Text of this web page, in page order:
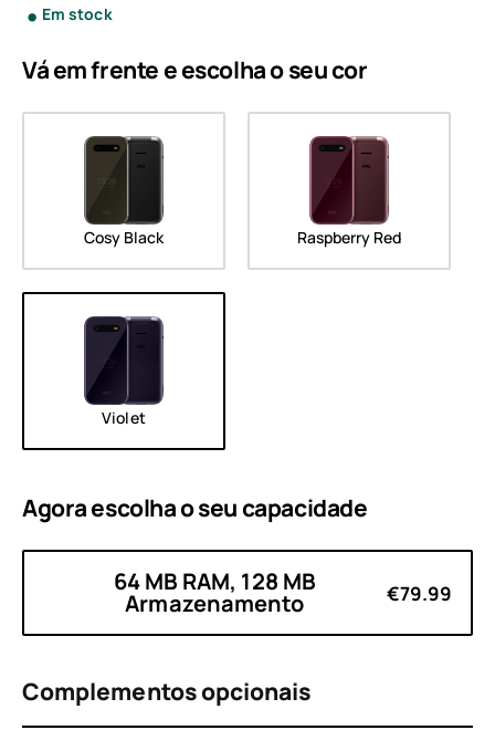
Em stock
Vá em frente e escolha o seucor
Cosy Black Raspberry Red
Violet
Agora escolha o seucapacidade
64 MB RAM, 128 MB
Armazenamento €79.99
Complementos opcionais